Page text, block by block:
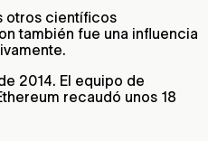
otros científicos
también fue una influencia
2014. El equipo de
recaudó unos 18